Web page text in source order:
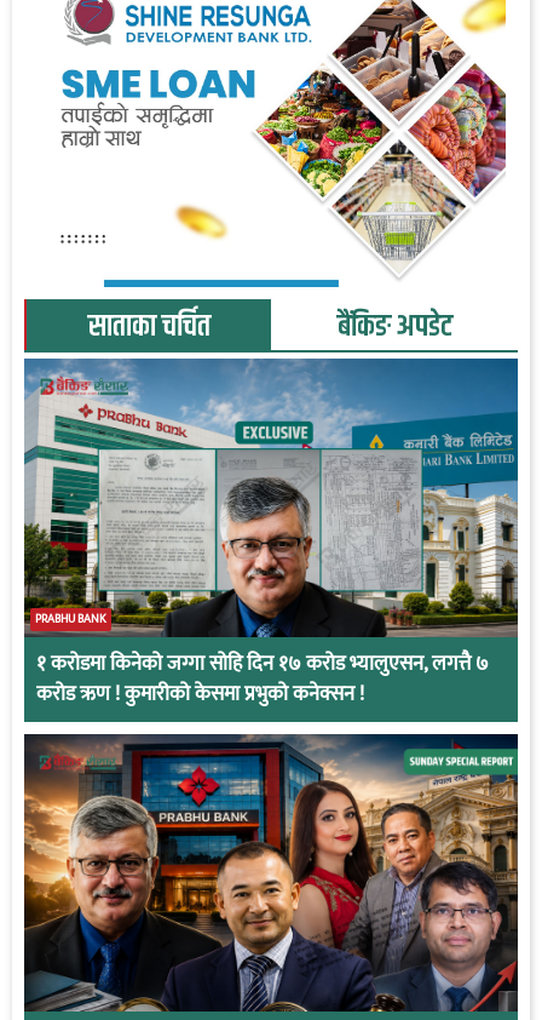
साताका चर्चित बैंकिङ अपडेट
PRABHU BANK
१ करोडमा किनेको जग्गा सोहि दिन १७ करोड भ्यालुएसन, लगत्तै ७
करोड ऋण ! कुमारीको केसमा प्रभुको कनेक्सन !